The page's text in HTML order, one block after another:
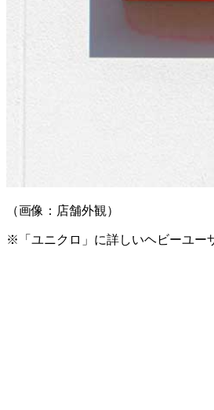
（画像：店舗外観）
※「ユニクロ」に詳しいヘビーユー